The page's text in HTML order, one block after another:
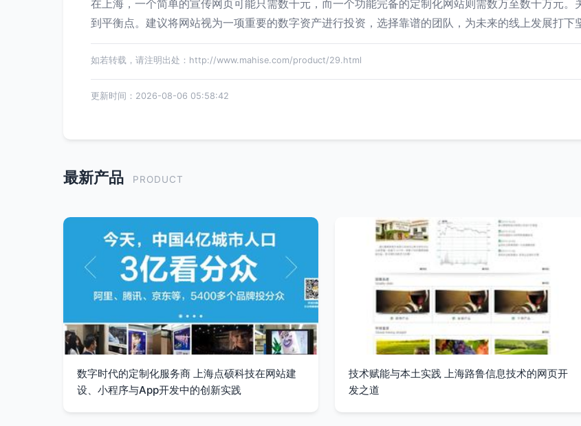
在上海，一个简单的宣传网页可能只需数千元，而一个功能完备的定制化网站则需数万至数十万元
到平衡点。建议将网站视为一项重要的数字资产进行投资，选择靠谱的团队，为未来的线上发展打下
如若转载，请注明出处：http://www.mahise.com/product/29.html
更新时间：2026-08-06 05:58:42
最新产品 PRODUCT
数字时代的定制化服务商 上海点硕科技在网站建
设、小程序与App开发中的创新实践
技术赋能与本土实践 上海路鲁信息技术的网页开
发之道